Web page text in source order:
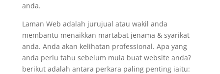
anda.
Laman Web adalah jurujual atau wakil anda
membantu menaikkan martabat jenama & syarikat
anda. Anda akan kelihatan professional. Apa yang
anda perlu tahu sebelum mula buat website anda?
berikut adalah antara perkara paling penting iaitu: